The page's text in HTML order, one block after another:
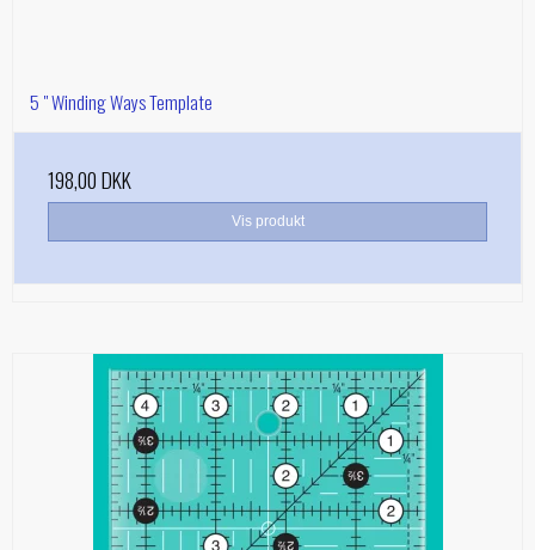
5 " Winding Ways Template
198,00 DKK
Vis produkt